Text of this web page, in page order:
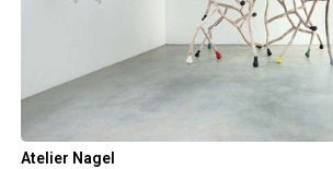
Atelier Nagel